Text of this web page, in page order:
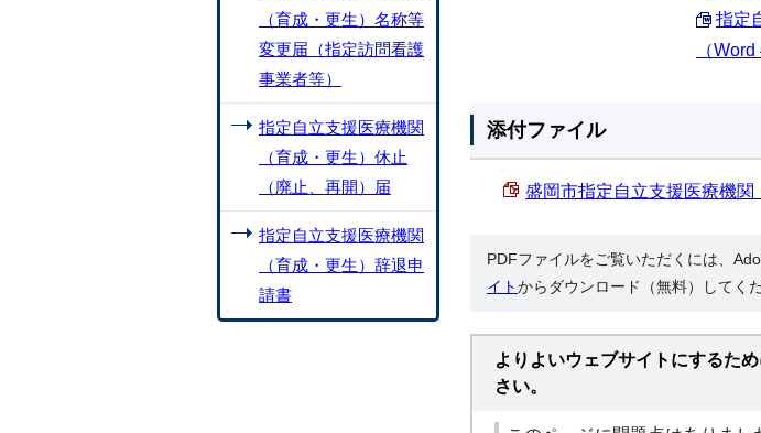
指定
（
添付ファイル
盛岡市指定自立支援医療機関
PDFファイルをご覧いただくには、
イトからダウンロード（無料）してくだ
よりよいウェブサイトにするた
さい。
（育成・更生）名称等
変更届（指定訪問看護
事業者等）
指定自立支援医療機関
（育成・更生）休止
（廃止、再開）届
指定自立支援医療機関
（育成・更生）辞退申
請書